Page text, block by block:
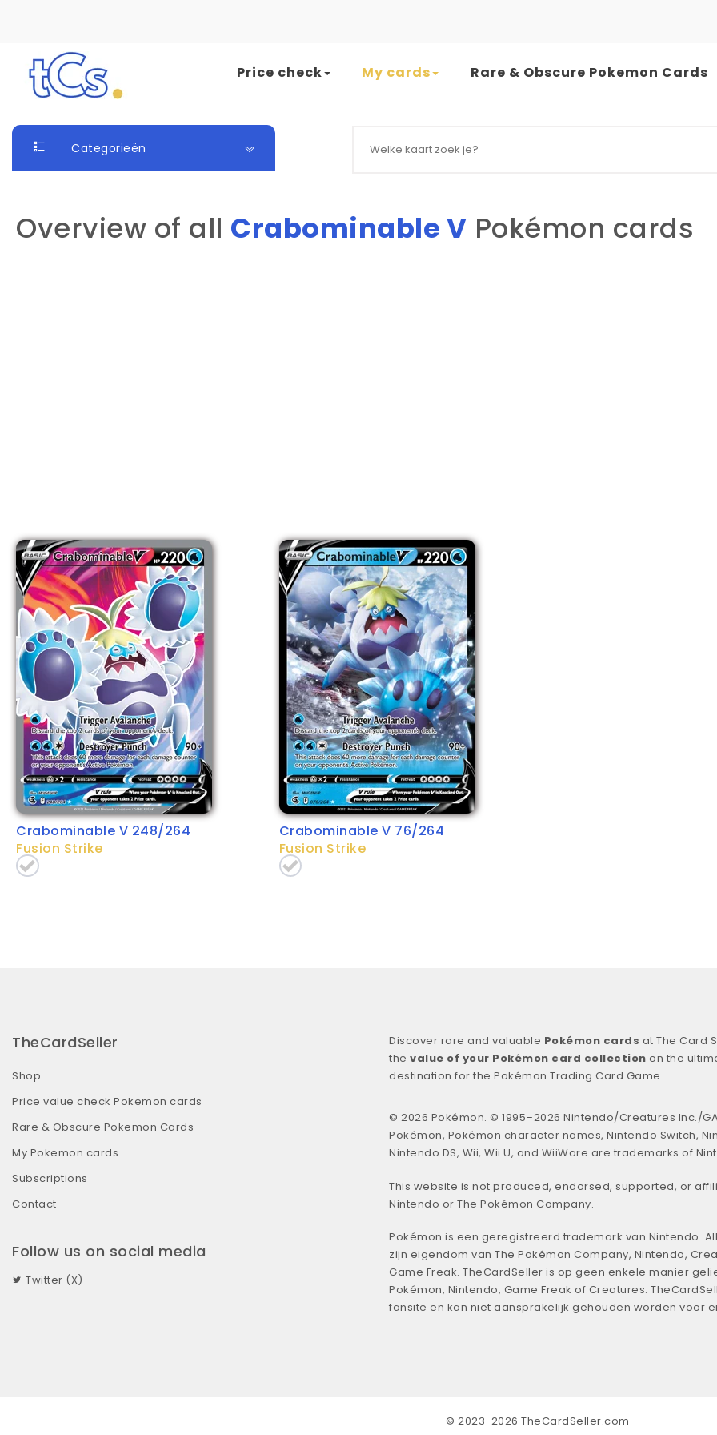
Skip to content
Price check My cards Rare & Obscure Pokemon Cards
Categorieën
Overview of all Crabominable V Pokémon cards
Crabominable V 248/264
Fusion Strike
Crabominable V 76/264
Fusion Strike
TheCardSeller
Shop
Price value check Pokemon cards
Rare & Obscure Pokemon Cards
My Pokemon cards
Subscriptions
Contact
Follow us on social media
Twitter (X)
Discover rare and valuable Pokémon cards at The Card
the value of your Pokémon card collection on the
destination for the Pokémon Trading Card Game.
© 2026 Pokémon. © 1995–2026 Nintendo/Creatures Inc./
Pokémon, Pokémon character names, Nintendo Switch,
Nintendo DS, Wii, Wii U, and WiiWare are trademarks of
This website is not produced, endorsed, supported, or
Nintendo or The Pokémon Company.
Pokémon is een geregistreerd trademark van Nintendo.
zijn eigendom van The Pokémon Company, Nintendo,
Game Freak. TheCardSeller is op geen enkele manier
Pokémon, Nintendo, Game Freak of Creatures.
fansite en kan niet aansprakelijk gehouden worden voor
© 2023-2026 TheCardSeller.com